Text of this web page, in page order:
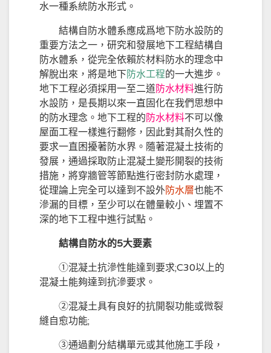
水一種系統防水形式。
結構自防水體系應成爲地下防水設防的
重要方法之一，研究和發展地下工程結構自
防水體系，從完全依賴於材料防水的理念中
解脫出來，將是地下防水工程的一大進步。
地下工程必須採用一至二道防水材料進行防
水設防，是長期以來一直固化在我們思想中
的防水理念。地下工程的 防水材料不可以像
屋面工程一樣進行翻修，因此對其耐久性的
要求一直困擾著防水界。隨著混凝土技術的
發展，通過採取防止混凝土變形開裂的技術
措施，將穿牆管等節點進行密封防水處理，
從理論上完全可以達到不設外防水層也能不
滲漏的目標，至少可以在體量較小、埋置不
深的地下工程中進行試點。
結構自防水的5大要素
①混凝土抗滲性能達到要求;C30以上的
混凝土能夠達到抗滲要求。
②混凝土具有良好的抗開裂功能或微裂
縫自愈功能;
③通過劃分結構單元或其他施工手段，